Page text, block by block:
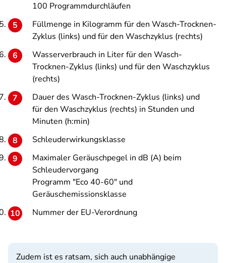
100 Programmdurchläufen
Füllmenge in Kilogramm für den Wasch-Trocknen-
Zyklus (links) und für den Waschzyklus (rechts)
Wasserverbrauch in Liter für den Wasch-
Trocknen-Zyklus (links) und für den Waschzyklus
(rechts)
Dauer des Wasch-Trocknen-Zyklus (links) und
für den Waschzyklus (rechts) in Stunden und
Minuten (h:min)
Schleuderwirkungsklasse
Maximaler Geräuschpegel in dB (A) beim
Schleudervorgang
Programm "Eco 40-60" und
Geräuschemissionsklasse
Nummer der EU-Verordnung
Zudem ist es ratsam, sich auch unabhängige